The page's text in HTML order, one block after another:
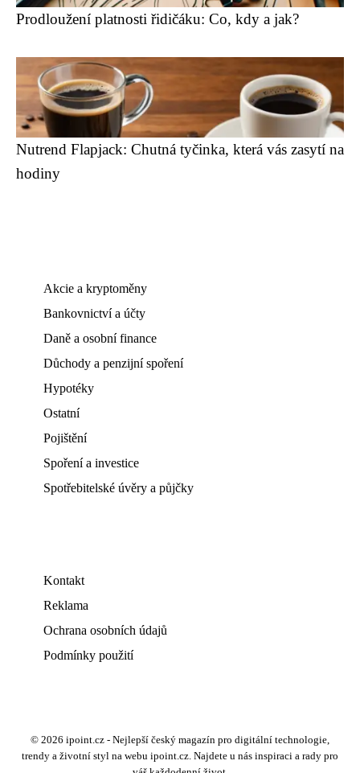
Prodloužení platnosti řidičáku: Co, kdy a jak?
Nutrend Flapjack: Chutná tyčinka, která vás zasytí na
hodiny
Akcie a kryptoměny
Bankovnictví a účty
Daně a osobní finance
Důchody a penzijní spoření
Hypotéky
Ostatní
Pojištění
Spoření a investice
Spotřebitelské úvěry a půjčky
Kontakt
Reklama
Ochrana osobních údajů
Podmínky použití
© 2026 ipoint.cz - Nejlepší český magazín pro digitální technologie,
trendy a životní styl na webu ipoint.cz. Najdete u nás inspiraci a rady pro